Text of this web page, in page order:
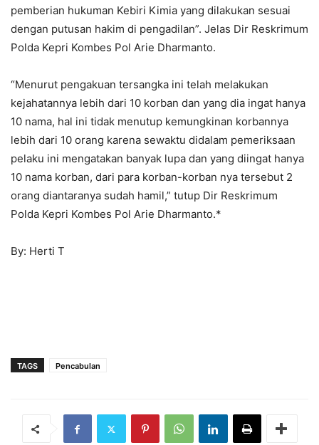
pemberian hukuman Kebiri Kimia yang dilakukan sesuai
dengan putusan hakim di pengadilan”. Jelas Dir Reskrimum
Polda Kepri Kombes Pol Arie Dharmanto.
“Menurut pengakuan tersangka ini telah melakukan
kejahatannya lebih dari 10 korban dan yang dia ingat hanya
10 nama, hal ini tidak menutup kemungkinan korbannya
lebih dari 10 orang karena sewaktu didalam pemeriksaan
pelaku ini mengatakan banyak lupa dan yang diingat hanya
10 nama korban, dari para korban-korban nya tersebut 2
orang diantaranya sudah hamil,” tutup Dir Reskrimum
Polda Kepri Kombes Pol Arie Dharmanto.*
By: Herti T
TAGS Pencabulan